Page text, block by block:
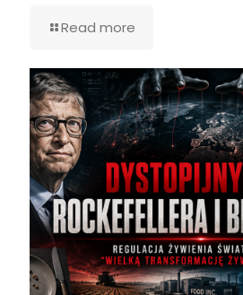
Read more